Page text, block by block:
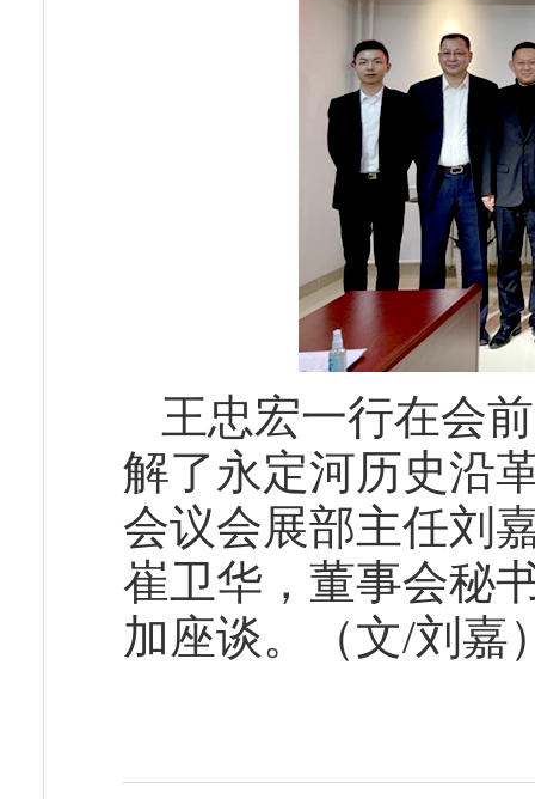
王忠宏一行在会
解了永定河历史沿
会议会展部主任刘
崔卫华，董事会秘
加座谈。（文/刘嘉